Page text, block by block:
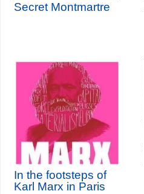
Secret Montmartre
In the footsteps of
Karl Marx in Paris